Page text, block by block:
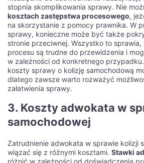
stopnia skomplikowania sprawy. Nie
kosztach zastępstwa procesowego,
na skorzystanie z pomocy prawnika. W
sprawy, konieczne może być także
stronie przeciwnej. Wszystko to
procesu są trudne do przewidzenia i
w zależności od konkretnego przypadku.
koszty sprawy o kolizję samochodową
dlatego zawsze warto rozważyć
załatwienia sprawy.
3. Koszty adwokata w
samochodowej
Zatrudnienie adwokata w sprawie kolizji
wiązać się z różnymi kosztami. Stawki